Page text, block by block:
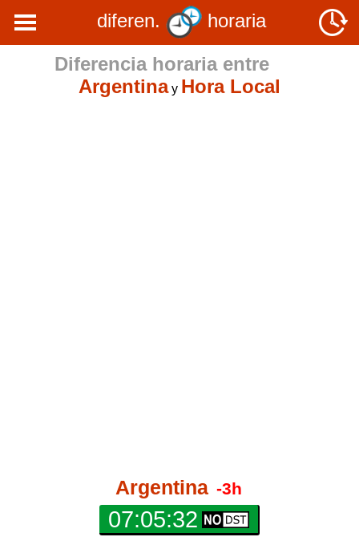
diferen.
horaria
Diferencia horaria entre
Argentinay Hora Local
Argentina -3h
07:05:32